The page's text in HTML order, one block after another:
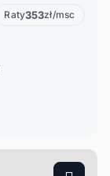
Raty353zł/msc